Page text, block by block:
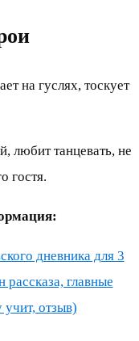
на гуслях, тоскует
любит танцевать, не
гостя.
дневника для 3
рассказа, главные
учит, отзыв)